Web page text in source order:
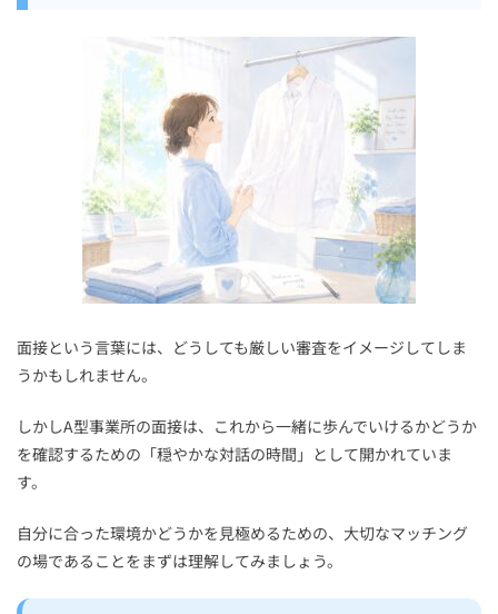
面接という言葉には、どうしても厳しい審査をイメージしてしま
うかもしれません。
しかしA型事業所の面接は、これから一緒に歩んでいけるかどうか
を確認するための「穏やかな対話の時間」として開かれていま
す。
自分に合った環境かどうかを見極めるための、大切なマッチング
の場であることをまずは理解してみましょう。